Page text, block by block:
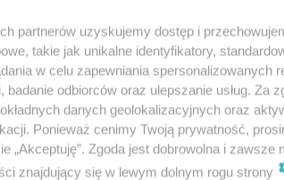
partnerów uzyskujemy dostęp i
takie jak unikalne identyfikatory,
w celu zapewniania spersonalizowanych
odbiorców oraz ulepszanie usług. Za
danych geolokalizacyjnych oraz
Ponieważ cenimy Twoją prywatność,
„Akceptuję”. Zgoda jest dobrowolna i zawsze
znajdujący się w lewym dolnym rogu strony